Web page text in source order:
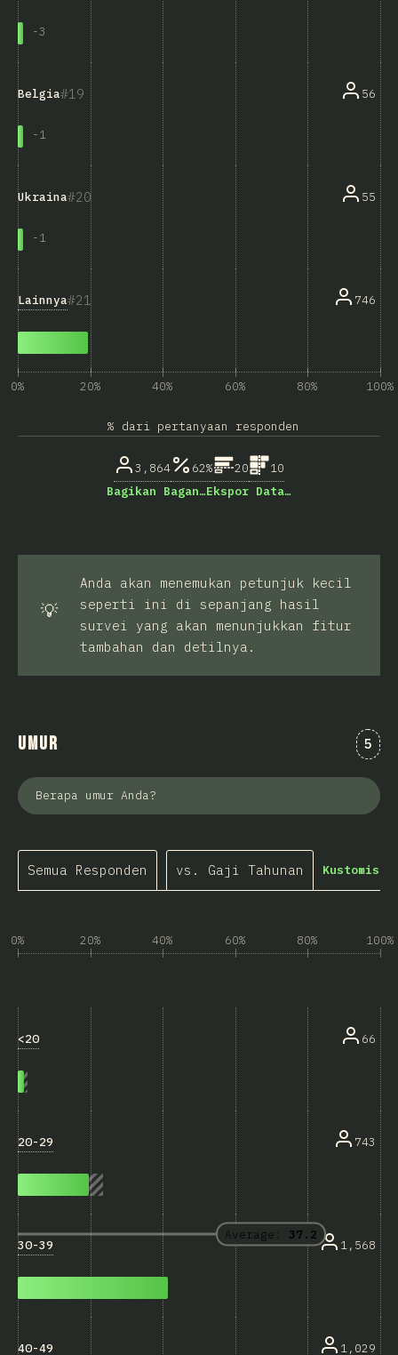
-3
19
Belgia
-1
56
20
Ukraina
-1
55
21
Lainnya 746
0% 20% 40% 60% 80% 100%
% dari pertanyaan responden
3,864 62% 20
10
Bagikan Bagan…Ekspor Data…
💡
Anda akan menemukan petunjuk kecil
seperti ini di sepanjang hasil
survei yang akan menunjukkan fitur
tambahan dan detilnya.
Umur 5
Berapa umur Anda?
Semua Responden vs. Gaji Tahunan
0% 20% 40% 60% 80% 100%
Average: 37.2
<20 66
20-29 743
30-39 1,568
40-49 1,029